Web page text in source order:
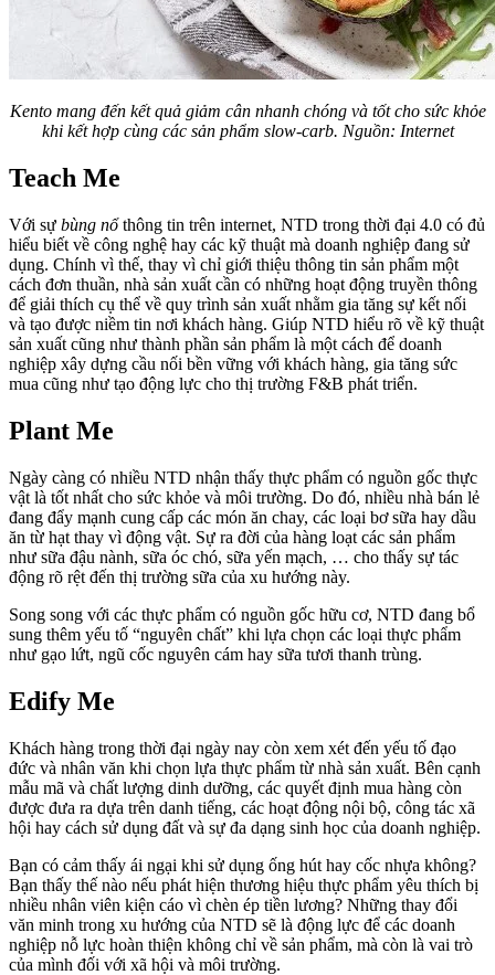
Kento mang đến kết quả giảm cân nhanh chóng và tốt cho sức khỏe
khi kết hợp cùng các sản phẩm slow-carb. Nguồn: Internet
Teach Me
Với sự bùng nổthông tin trên internet, NTD trong thời đại 4.0 có đủ
hiểu biết về công nghệ hay các kỹ thuật mà doanh nghiệp đang sử
dụng. Chính vì thế, thay vì chỉ giới thiệu thông tin sản phẩm một
cách đơn thuần, nhà sản xuất cần có những hoạt động truyền thông
để giải thích cụ thể về quy trình sản xuất nhằm gia tăng sự kết nối
và tạo được niềm tin nơi khách hàng. Giúp NTD hiểu rõ về kỹ thuật
sản xuất cũng như thành phần sản phẩm là một cách để doanh
nghiệp xây dựng cầu nối bền vững với khách hàng, gia tăng sức
mua cũng như tạo động lực cho thị trường F&B phát triển.
Plant Me
Ngày càng có nhiều NTD nhận thấy thực phẩm có nguồn gốc thực
vật là tốt nhất cho sức khỏe và môi trường. Do đó, nhiều nhà bán lẻ
đang đẩy mạnh cung cấp các món ăn chay, các loại bơ sữa hay dầu
ăn từ hạt thay vì động vật. Sự ra đời của hàng loạt các sản phẩm
như sữa đậu nành, sữa óc chó, sữa yến mạch, … cho thấy sự tác
động rõ rệt đến thị trường sữa của xu hướng này.
Song song với các thực phẩm có nguồn gốc hữu cơ, NTD đang bổ
sung thêm yếu tố “nguyên chất” khi lựa chọn các loại thực phẩm
như gạo lứt, ngũ cốc nguyên cám hay sữa tươi thanh trùng.
Edify Me
Khách hàng trong thời đại ngày nay còn xem xét đến yếu tố đạo
đức và nhân văn khi chọn lựa thực phẩm từ nhà sản xuất. Bên cạnh
mẫu mã và chất lượng dinh dưỡng, các quyết định mua hàng còn
được đưa ra dựa trên danh tiếng, các hoạt động nội bộ, công tác xã
hội hay cách sử dụng đất và sự đa dạng sinh học của doanh nghiệp.
Bạn có cảm thấy ái ngại khi sử dụng ống hút hay cốc nhựa không?
Bạn thấy thế nào nếu phát hiện thương hiệu thực phẩm yêu thích bị
nhiều nhân viên kiện cáo vì chèn ép tiền lương? Những thay đổi
văn minh trong xu hướng của NTD sẽ là động lực để các doanh
nghiệp nỗ lực hoàn thiện không chỉ về sản phẩm, mà còn là vai trò
của mình đối với xã hội và môi trường.